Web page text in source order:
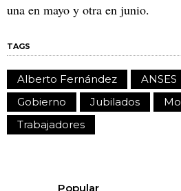
una en mayo y otra en junio.
TAGS
Alberto Fernández ANSES
Gobierno
Jubilados
Trabajadores
Popular